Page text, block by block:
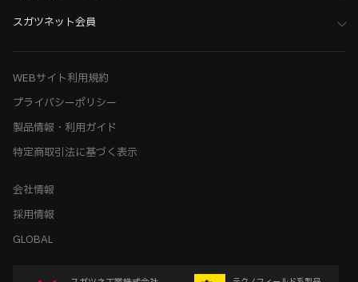
スガツネット会員
WEBサイト利用規約
プライバシーポリシー
製品情報・利用ガイド
特定商取引法に基づく表示
会社情報
採用情報
GLOBAL